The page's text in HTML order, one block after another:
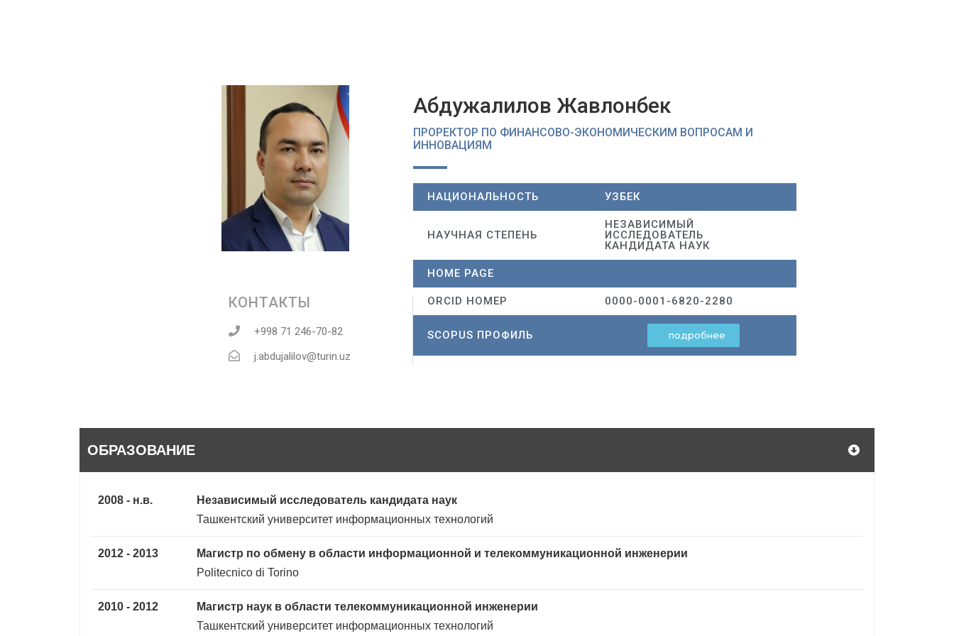
КОНТАКТЫ
+998 71 246-70-82
j.abdujalilov@turin.uz
Абдужалилов Жавлонбек
ПРОРЕКТОР ПО ФИНАНСОВО-ЭКОНОМИЧЕСКИМ ВОПРОСАМ И
ИННОВАЦИЯМ
НАЦИОНАЛЬНОСТЬ УЗБЕК
НАУЧНАЯ СТЕПЕНЬ
НЕЗАВИСИМЫЙ
ИССЛЕДОВАТЕЛЬ
КАНДИДАТА НАУК
HOME PAGE
ORCID НОМЕР 0000-0001-6820-2280
SCOPUS ПРОФИЛЬ подробнее
ОБРАЗОВАНИЕ
2008 - н.в.
Независимый исследователь кандидата наук
Ташкентский университет информационных технологий
2012 - 2013
Магистр по обмену в области информационной и телекоммуникационной инженерии
Politecnico di Torino
2010 - 2012
Магистр наук в области телекоммуникационной инженерии
Ташкентский университет информационных технологий